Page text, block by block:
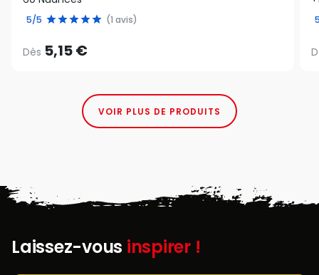
5/5 (1 avis)
Dès 5,15 €
VOIR PLUS DE PRODUITS
Laissez-vous inspirer !